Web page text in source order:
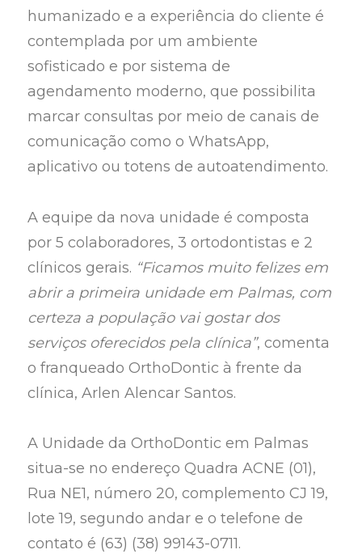
humanizado e a experiência do cliente é
contemplada por um ambiente
sofisticado e por sistema de
agendamento moderno, que possibilita
marcar consultas por meio de canais de
comunicação como o WhatsApp,
aplicativo ou totens de autoatendimento.
A equipe da nova unidade é composta
por 5 colaboradores, 3 ortodontistas e 2
clínicos gerais. “Ficamos muito felizes em
abrir a primeira unidade em Palmas, com
certeza a população vai gostar dos
serviços oferecidos pela clínica”, comenta
o franqueado OrthoDontic à frente da
clínica, Arlen Alencar Santos.
A Unidade da OrthoDontic em Palmas
situa-se no endereço Quadra ACNE (01),
Rua NE1, número 20, complemento CJ 19,
lote 19, segundo andar e o telefone de
contato é (63) (38) 99143-0711.